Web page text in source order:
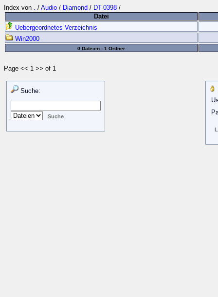
Index von . / Audio / Diamond / DT-0398 /
Datei
Uebergeordnetes Verzeichnis
Win2000
0 Dateien - 1 Ordner
Page << 1 >> of 1
Suche: